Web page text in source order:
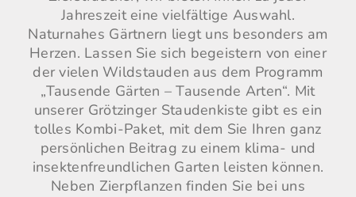
Jahreszeit eine vielfältige Auswahl.
Naturnahes Gärtnern liegt uns besonders am
Herzen. Lassen Sie sich begeistern von einer
der vielen Wildstauden aus dem Programm
„Tausende Gärten – Tausende Arten“. Mit
unserer Grötzinger Staudenkiste gibt es ein
tolles Kombi-Paket, mit dem Sie Ihren ganz
persönlichen Beitrag zu einem klima- und
insektenfreundlichen Garten leisten können.
Neben Zierpflanzen finden Sie bei uns